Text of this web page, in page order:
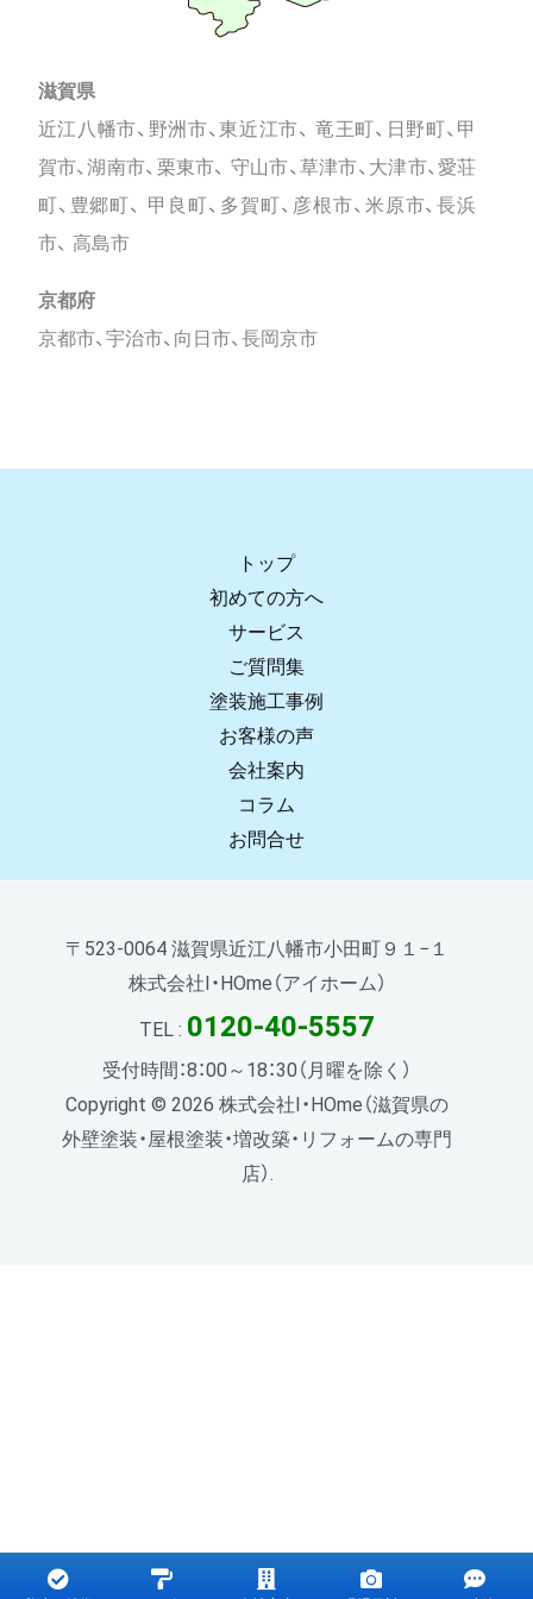
滋賀県
近江八幡市、野洲市、東近江市、 竜王町、日野町、甲
賀市、湖南市、栗東市、 守山市、草津市、大津市、愛荘
町、豊郷町、 甲良町、多賀町、彦根市、米原市、長浜
市、 高島市
京都府
京都市、宇治市、向日市、長岡京市
トップ
初めての方へ
サービス
ご質問集
塗装施工事例
お客様の声
会社案内
コラム
お問合せ
〒523-0064 滋賀県近江八幡市小田町９１−１
株式会社I・HOme（アイホーム）
TEL : 0120-40-5557
受付時間：8：00～18：30（月曜を除く）
Copyright © 2026 株式会社I・HOme（滋賀県の
外壁塗装・屋根塗装・増改築・リフォームの専門
店）.